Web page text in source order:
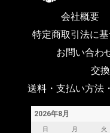
会社概要
特定商取引法に
お問い合わ
交
送料・支払い方法
2026年8月
日 月 火